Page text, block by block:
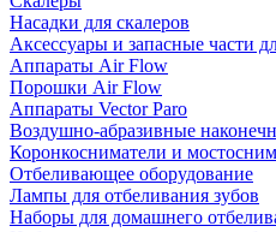
Насадки для скалеров
Аксессуары и запасные части
Аппараты Air Flow
Порошки Air Flow
Аппараты Vector Paro
Воздушно-абразивные
Коронкосниматели и
Отбеливающее оборудование
Лампы для отбеливания зубов
Наборы для домашнего